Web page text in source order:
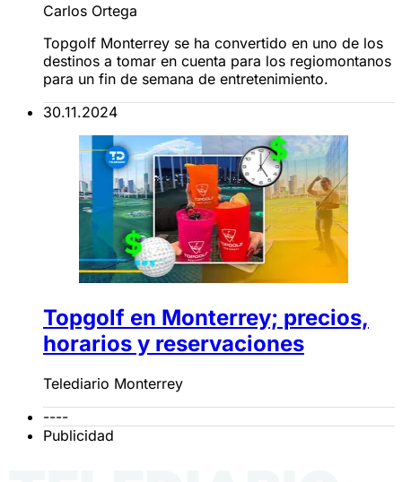
Carlos Ortega
Topgolf Monterrey se ha convertido en uno de los
destinos a tomar en cuenta para los regiomontanos
para un fin de semana de entretenimiento.
30.11.2024
Topgolf en Monterrey; precios,
horarios y reservaciones
Telediario Monterrey
----
Publicidad